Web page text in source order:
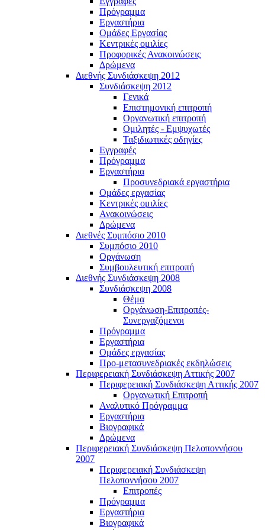
Πρόγραμμα
Εργαστήρια
Ομάδες Εργασίας
Κεντρικές ομιλίες
Προφορικές Ανακοινώσεις
Δρώμενα
Διεθνής Συνδιάσκεψη 2012
Συνδιάσκεψη 2012
Γενικά
Επιστημονική επιτροπή
Οργανωτική επιτροπή
Ομιλητές - Εμψυχωτές
Ταξιδιωτικές οδηγίες
Εγγραφές
Πρόγραμμα
Εργαστήρια
Προσυνεδριακά εργαστήρια
Ομάδες εργασίας
Κεντρικές ομιλίες
Ανακοινώσεις
Δρώμενα
Διεθνές Συμπόσιο 2010
Συμπόσιο 2010
Οργάνωση
Συμβουλευτική επιτροπή
Διεθνής Συνδιάσκεψη 2008
Συνδιάσκεψη 2008
Θέμα
Οργάνωση-Επιτροπές-
Συνεργαζόμενοι
Πρόγραμμα
Εργαστήρια
Ομάδες εργασίας
Προ-μετασυνεδριακές εκδηλώσεις
Περιφερειακή Συνδιάσκεψη Αττικής 2007
Περιφερειακή Συνδιάσκεψη Αττικής 2007
Οργανωτική Επιτροπή
Αναλυτικό Πρόγραμμα
Εργαστήρια
Βιογραφικά
Δρώμενα
Περιφερειακή Συνδιάσκεψη Πελοποννήσου
2007
Περιφερειακή Συνδιάσκεψη
Πελοποννήσου 2007
Επιτροπές
Πρόγραμμα
Εργαστήρια
Βιογραφικά